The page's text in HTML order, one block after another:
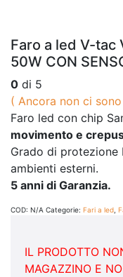
Faro a led V-tac
50W CON
0 di 5
( Ancora non ci
Faro led con chip
movimento e
Grado di protezione
ambienti esterni.
5 anni di Garanzia.
COD: N/A Categorie: Fari a led
IL PRODOTTO
MAGAZZINO E